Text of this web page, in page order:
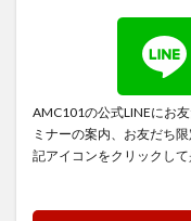
AMC101の公式LINEにお
ミナーの案内、お友だち
記アイコンをクリックし